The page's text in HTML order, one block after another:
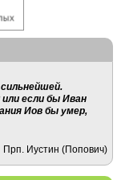
если бы Иван
Иов бы умер,
Прп. Иустин (Попович)